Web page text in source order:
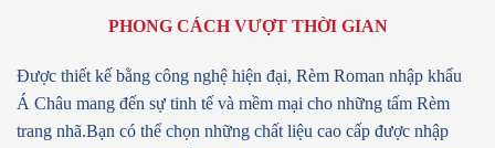
PHONG CÁCH VƯỢT THỜI GIAN
Được thiết kế bằng công nghệ hiện đại, Rèm Roman nhập khẩu
Á Châu mang đến sự tinh tế và mềm mại cho những tấm Rèm
trang nhã.Bạn có thể chọn những chất liệu cao cấp được nhập